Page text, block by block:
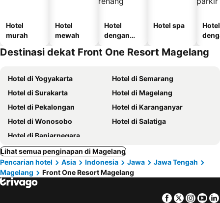
Hotel
murah
Hotel
mewah
Hotel
dengan
renang
Hotel spa
Hotel
Destinasi dekat Front One Resort Magelang
Hotel di Yogyakarta
Hotel di Semarang
Hotel di Surakarta
Hotel di Magelang
Hotel di Pekalongan
Hotel di Karanganyar
Hotel di Wonosobo
Hotel di Salatiga
Hotel di Banjarnegara
Lihat semua penginapan di Magelang
Pencarian hotel
Asia Indonesia Jawa
Jawa Tengah
Magelang
Front One Resort Magelang
Facebook
Twitter